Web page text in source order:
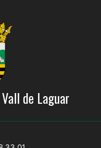
de Laguar